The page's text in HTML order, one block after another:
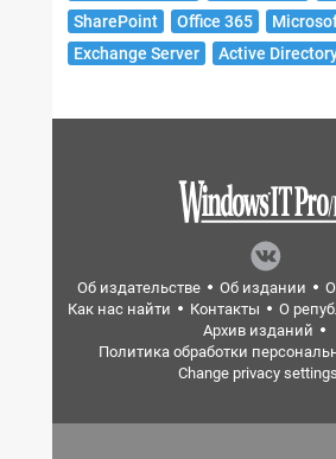
SharePoint
Office 365
Exchange Server
Active
Об издательстве Об издании
Как нас найти
Контакты О
Архив изданий
Политика обработки
Change privacy settings